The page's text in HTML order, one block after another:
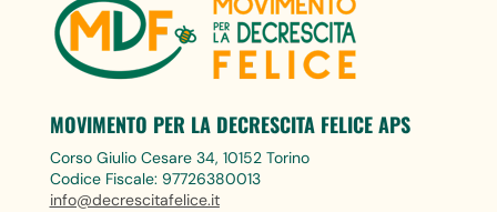
MOVIMENTO PER LA DECRESCITA FELICE APS
Corso Giulio Cesare 34, 10152 Torino
Codice Fiscale: 97726380013
info@decrescitafelice.it